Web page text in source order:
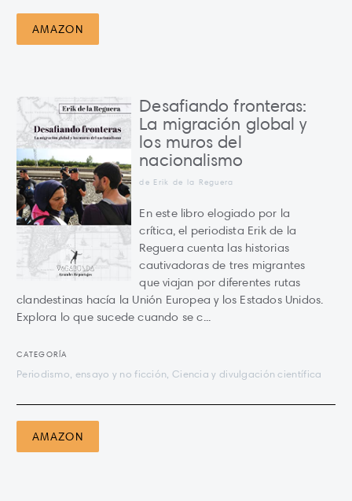
AMAZON
Desafiando fronteras:
La migración global y
los muros del
nacionalismo
de Erik de la Reguera
En este libro elogiado por la
crítica, el periodista Erik de la
Reguera cuenta las historias
cautivadoras de tres migrantes
que viajan por diferentes rutas
clandestinas hacía la Unión Europea y los Estados Unidos.
Explora lo que sucede cuando se c...
CATEGORÍA
Periodismo, ensayo y no ficción, Ciencia y divulgación científica
AMAZON